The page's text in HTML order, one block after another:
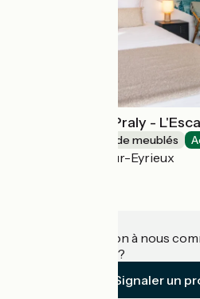
Les Lodges de Praly -
Gîtes et locations de meublés
Les Ollières-sur-Eyrieux
Une information à nous
établissement ?
Signaler un